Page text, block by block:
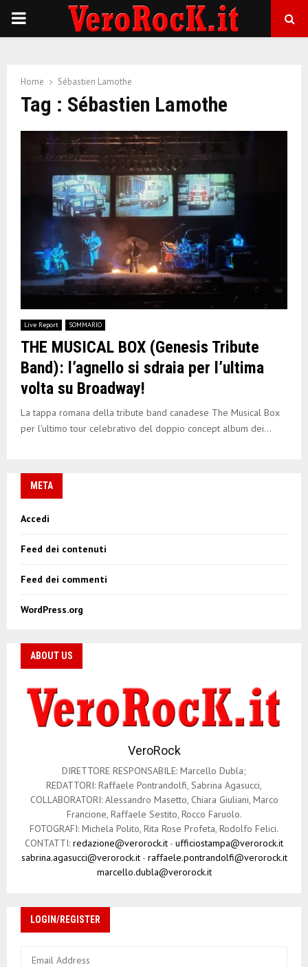
P
M
M
U
Home Sébastien Lamothe
Tag : Sébastien Lamothe
Live Report SOMMARIO
THE MUSICAL BOX (Genesis Tribute
Band): l’agnello si sdraia per l’ultima
volta su Broadway!
La tappa romana della tribute band canadese The Musical Box
per l'ultimo tour celebrativo del doppio concept album dei...
META
Accedi
Feed dei contenuti
Feed dei commenti
WordPress.org
ABOUT US
VeroRock
DIRETTORE RESPONSABILE: Marcello Dubla;
REDATTORI: Raffaele Pontrandolfi, Sabrina Agasucci,
COLLABORATORI: Alessandro Masetto, Chiara Giuliani, Marco
Francione, Raffaele Sestito, Rocco Faruolo.
FOTOGRAFI: Michela Polito, Rita Rose Profeta, Rodolfo Felici.
CONTATTI: redazione@verorock.it - ufficiostampa@verorock.it
sabrina.agasucci@verorock.it- raffaele.pontrandolfi@verorock.it
marcello.dubla@verorock.it
LOGIN/REGISTER